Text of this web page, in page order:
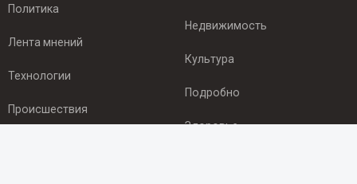
Политика
Лента мнений
Технологии
Происшествия
Недвижимость
Культура
Подробно
Здоровье